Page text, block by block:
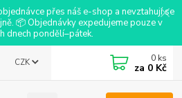
přes náš e-shop a nevztahují se
📦 Objednávky expedujeme pouze v
dnech pondělí–pátek.
CZK 0 ks
za 0 Kč